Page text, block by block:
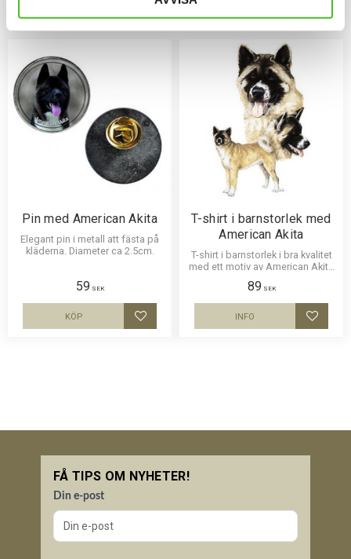
Lägg till i favoriter Lägg
Pin med American Akita
Elegant pin i metall att fästa på
kläderna. Diameter ca 2.5cm.
59 SEK
Lägg till i favoriter
KÖP
T-shirt i barnstorlek med
American Akita
T-shirt i barnstorlek i bra kvalitet
med ett motiv av American Akita
bomull 165g.
89 SEK
Lägg
INFO
FÅ TIPS OM NYHETER!
Din e-post